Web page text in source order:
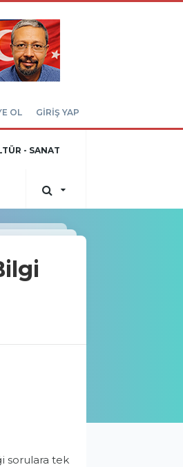
OL GİRİŞ YAP
- SANAT
sorulara tek